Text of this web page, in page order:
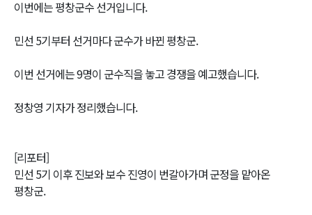
이번에는 평창군수 선거입니다.
민선 5기부터 선거마다 군수가 바뀐 평창군.
이번 선거에는 9명이 군수직을 놓고 경쟁을 예고했습니다.
정창영 기자가 정리했습니다.
[리포터]
민선 5기 이후 진보와 보수 진영이 번갈아가며 군정을 맡아온
평창군.